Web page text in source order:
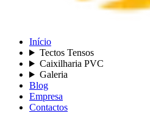
Início
Tectos Tensos
Caixilharia PVC
Galeria
Blog
Empresa
Contactos